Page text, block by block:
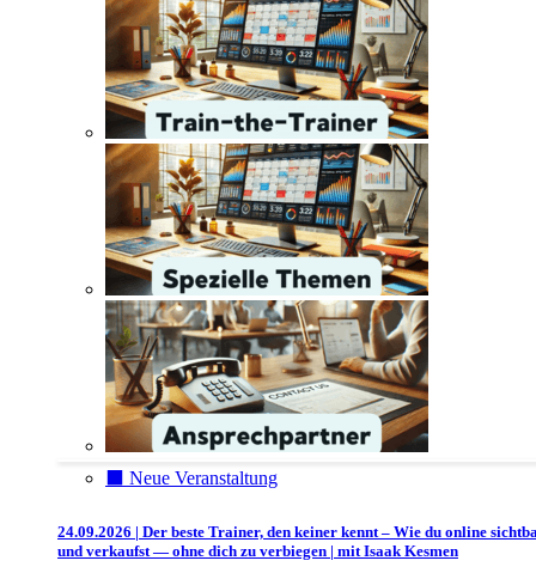
⬛️ Neue Veranstaltung
24.09.2026 | Der beste Trainer, den keiner kennt – Wie du online
und verkaufst — ohne dich zu verbiegen | mit Isaak Kesmen